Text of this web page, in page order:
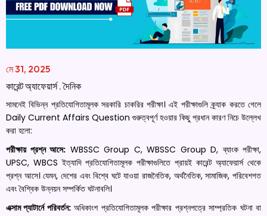
মে 31, 2025
কারেন্ট অ্যাফেয়ার্স.দৈনিক
সামনেই বিভিন্ন প্রতিযোগিতামূলক সরকারি চাকরির পরীক্ষা। এই পরীক্ষাগুলি ক্র্যাক করতে গেলে
Daily Current Affairs Question গুরুত্বপূর্ণ হওয়ার কিছু প্রধান কারণ নিচে উল্লেখ
করা হলো:
পরীক্ষায় প্রশ্ন আসে: WBSSC Group C, WBSSC Group D, ব্যাংক পরীক্ষা,
UPSC, WBCS ইত্যাদি প্রতিযোগিতামূলক পরীক্ষাগুলিতে প্রায়ই কারেন্ট অ্যাফেয়ার্স থেকে
প্রশ্ন আসে। যেমন, দেশের এবং বিশ্বে ঘটে যাওয়া রাজনৈতিক, অর্থনৈতিক, সামাজিক, পরিবেশগত
এবং বৈশ্বিক উন্নয়ন সম্পর্কিত ঘটনাবলি।
এক্সাম প্যাটার্নে পরিবর্তন:অধিকাংশ প্রতিযোগিতামূলক পরীক্ষার প্রশ্নপত্রে সাম্প্রতিক ঘটনা বা